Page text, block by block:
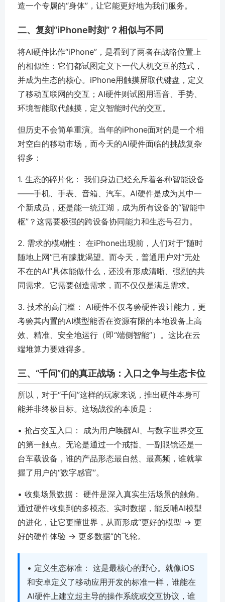
造一个专属的“身体”，让它能更好地为我们服务。
二、复刻“iPhone时刻”？相似与不同
将AI硬件比作“iPhone”，是看到了两者在战略位置上
的相似性： 它们都试图定义下一代人机交互的范式，
并成为生态的核心。iPhone用触摸屏取代键盘，定义
了移动互联网的交互；AI硬件则试图用语音、手势、
环境智能取代触摸，定义智能时代的交互。
但历史不会简单重演。当年的iPhone面对的是一个相
对空白的移动市场，而今天的AI硬件面临的挑战复杂
得多：
1. 生态的碎片化： 我们身边已经充斥着各种智能设备
——手机、手表、音箱、汽车。AI硬件是成为其中一
个新成员，还是能一统江湖，成为所有设备的“智能中
枢”？这需要极强的跨设备协同能力和生态号召力。
2. 需求的模糊性： 在iPhone出现前，人们对于“随时
随地上网”已有朦胧渴望。而今天，普通用户对“无处
不在的AI”具体能做什么，还没有形成清晰、强烈的共
同需求。它需要创造需求，而不仅仅是满足需求。
3. 技术的高门槛：
AI硬件不仅考验硬件设计能力，更
考验其内置的AI模型能否在资源有限的本地设备上高
效、精准、安全地运行（即“端侧智能”）。这比在云
端堆算力要难得多。
三、“千问”们的真正战场：入口之争与生态卡位
所以，对于“千问”这样的玩家来说，推出硬件本身可
能并非终极目标。这场战役的本质是：
• 抢占交互入口：
成为用户唤醒AI、与数字世界交互
的第一触点。无论是通过一个戒指、一副眼镜还是一
台车载设备，谁的产品形态最自然、最高频，谁就掌
握了用户的“数字感官”。
• 收集场景数据： 硬件是深入真实生活场景的触角。
通过硬件收集到的多模态、实时数据，能反哺AI模型
的进化，让它更懂世界，从而形成“更好的模型 → 更
好的硬件体验 → 更多数据”的飞轮。
• 定义生态标准： 这是最核心的野心。就像iOS
和安卓定义了移动应用开发的标准一样，谁能在
AI硬件上建立起主导的操作系统或交互协议，谁